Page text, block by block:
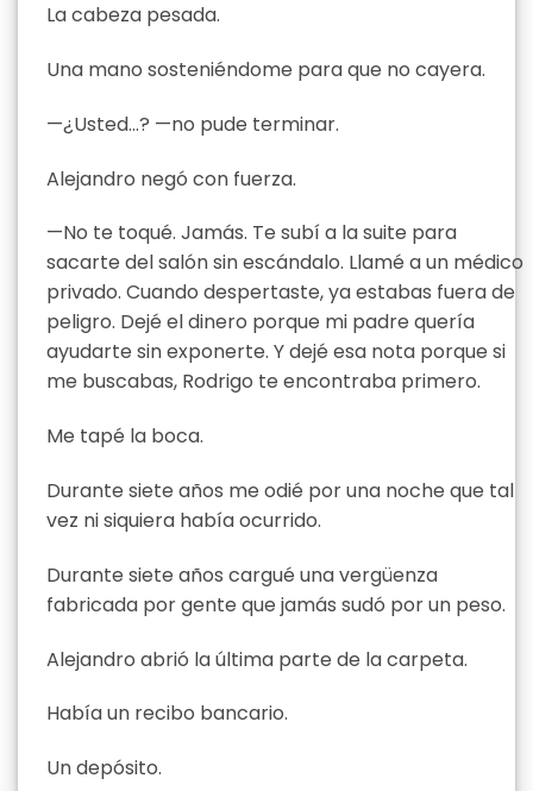
La cabeza pesada.
Una mano sosteniéndome para que no cayera.
—¿Usted…? —no pude terminar.
Alejandro negó con fuerza.
—No te toqué. Jamás. Te subí a la suite para
sacarte del salón sin escándalo. Llamé a un médico
privado. Cuando despertaste, ya estabas fuera de
peligro. Dejé el dinero porque mi padre quería
ayudarte sin exponerte. Y dejé esa nota porque si
me buscabas, Rodrigo te encontraba primero.
Me tapé la boca.
Durante siete años me odié por una noche que tal
vez ni siquiera había ocurrido.
Durante siete años cargué una vergüenza
fabricada por gente que jamás sudó por un peso.
Alejandro abrió la última parte de la carpeta.
Había un recibo bancario.
Un depósito.